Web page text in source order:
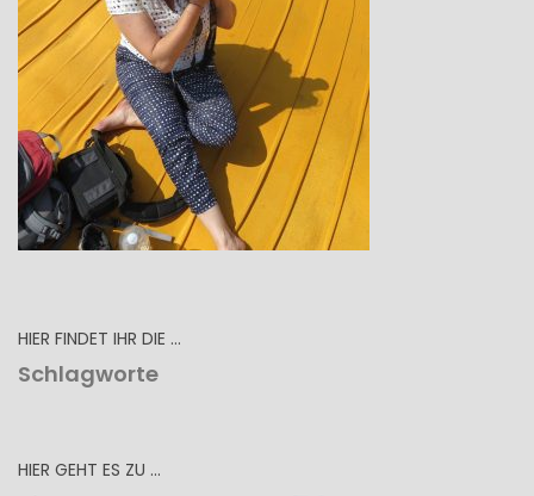
HIER FINDET IHR DIE …
Schlagworte
HIER GEHT ES ZU …